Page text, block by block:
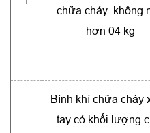
chữa cháy không
hơn 04 kg
Bình khí chữa cháy
tay có khối lượng